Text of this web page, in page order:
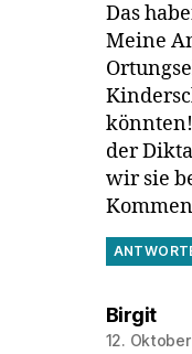
Das
Meine
der
wir sie
Birgitsagt:
12.